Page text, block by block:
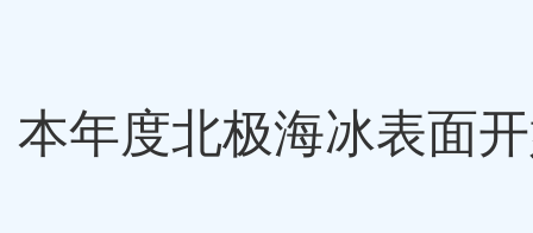
本年度北极海冰表面